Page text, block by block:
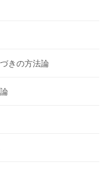
きの方法論